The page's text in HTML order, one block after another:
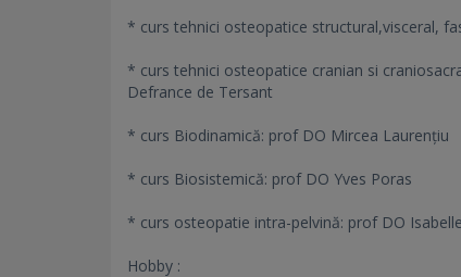
* curs tehnici osteopatice structural,visceral,
* curs tehnici osteopatice cranian si
Defrance de Tersant
* curs Biodinamică: prof DO Mircea Laurențiu
* curs Biosistemică: prof DO Yves Poras
* curs osteopatie intra-pelvină: prof DO
Hobby :